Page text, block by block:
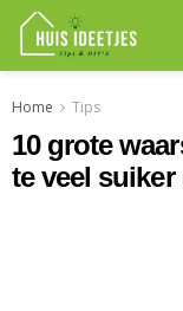
Home Tips
10 grote
te veel suiker